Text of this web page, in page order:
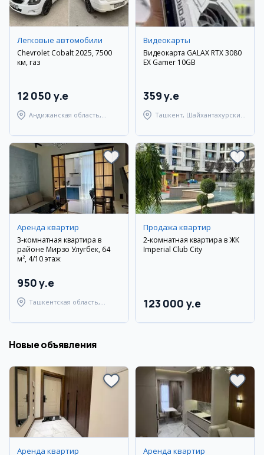
Легковые автомобили
Chevrolet Cobalt 2025, 7500
км, газ
12 050 y.e
Андижанская область,
Видеокарты
Видеокарта GALAX RTX 3080
EX Gamer 10GB
359 y.e
Ташкент, Шайхантахурский
Аренда квартир
3-комнатная квартира в
районе Мирзо Улугбек, 64
м², 4/10 этаж
950 y.e
Ташкентская область,
Продажа квартир
2-комнатная квартира в ЖК
Imperial Club City
123 000 y.e
Новые объявления
Аренда квартир Аренда квартир